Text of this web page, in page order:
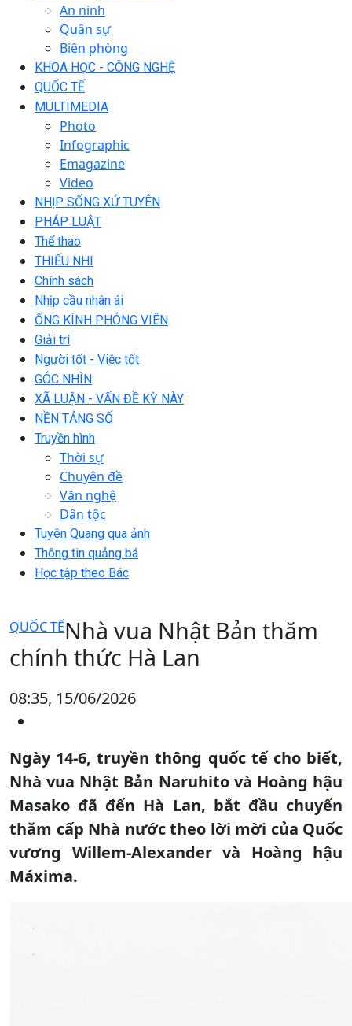
An ninh
Quân sự
Biên phòng
KHOA HỌC - CÔNG NGHỆ
QUỐC TẾ
MULTIMEDIA
Photo
Infographic
Emagazine
Video
NHỊP SỐNG XỨ TUYÊN
PHÁP LUẬT
Thể thao
THIẾU NHI
Chính sách
Nhịp cầu nhân ái
ỐNG KÍNH PHÓNG VIÊN
Giải trí
Người tốt - Việc tốt
GÓC NHÌN
XÃ LUẬN - VẤN ĐỀ KỲ NÀY
NỀN TẢNG SỐ
Truyền hình
Thời sự
Chuyên đề
Văn nghệ
Dân tộc
Tuyên Quang qua ảnh
Thông tin quảng bá
Học tập theo Bác
QUỐC TẾNhà vua Nhật Bản thăm
chính thức Hà Lan
08:35, 15/06/2026
Ngày 14-6, truyền thông quốc tế cho biết,
Nhà vua Nhật Bản Naruhito và Hoàng hậu
Masako đã đến Hà Lan, bắt đầu chuyến
thăm cấp Nhà nước theo lời mời của Quốc
vương Willem-Alexander và Hoàng hậu
Máxima.